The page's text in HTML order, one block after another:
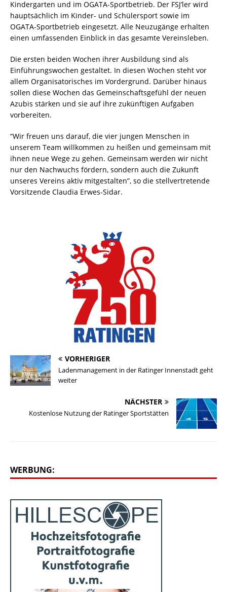
Kindergarten und im OGATA-Sportbetrieb. Der FSJ’ler wird
hauptsächlich im Kinder- und Schülersport sowie im
OGATA-Sportbetrieb eingesetzt. Alle Neuzugänge erhalten
einen umfassenden Einblick in das gesamte Vereinsleben.
Die ersten beiden Wochen ihrer Ausbildung sind als
Einführungswochen gestaltet. In diesen Wochen steht vor
allem Organisatorisches im Vordergrund. Darüber hinaus
sollen diese Wochen das Gemeinschaftsgefühl der neuen
Azubis stärken und sie auf ihre zukünftigen Aufgaben
vorbereiten.
“Wir freuen uns darauf, die vier jungen Menschen in
unserem Team willkommen zu heißen und gemeinsam mit
ihnen neue Wege zu gehen. Gemeinsam werden wir nicht
nur den Nachwuchs fördern, sondern auch die Zukunft
unseres Vereins aktiv mitgestalten”, so die stellvertretende
Vorsitzende Claudia Erwes-Sidar.
VORHERIGER
Ladenmanagement in der Ratinger Innenstadt geht
weiter
NÄCHSTER
Kostenlose Nutzung der Ratinger Sportstätten
WERBUNG: